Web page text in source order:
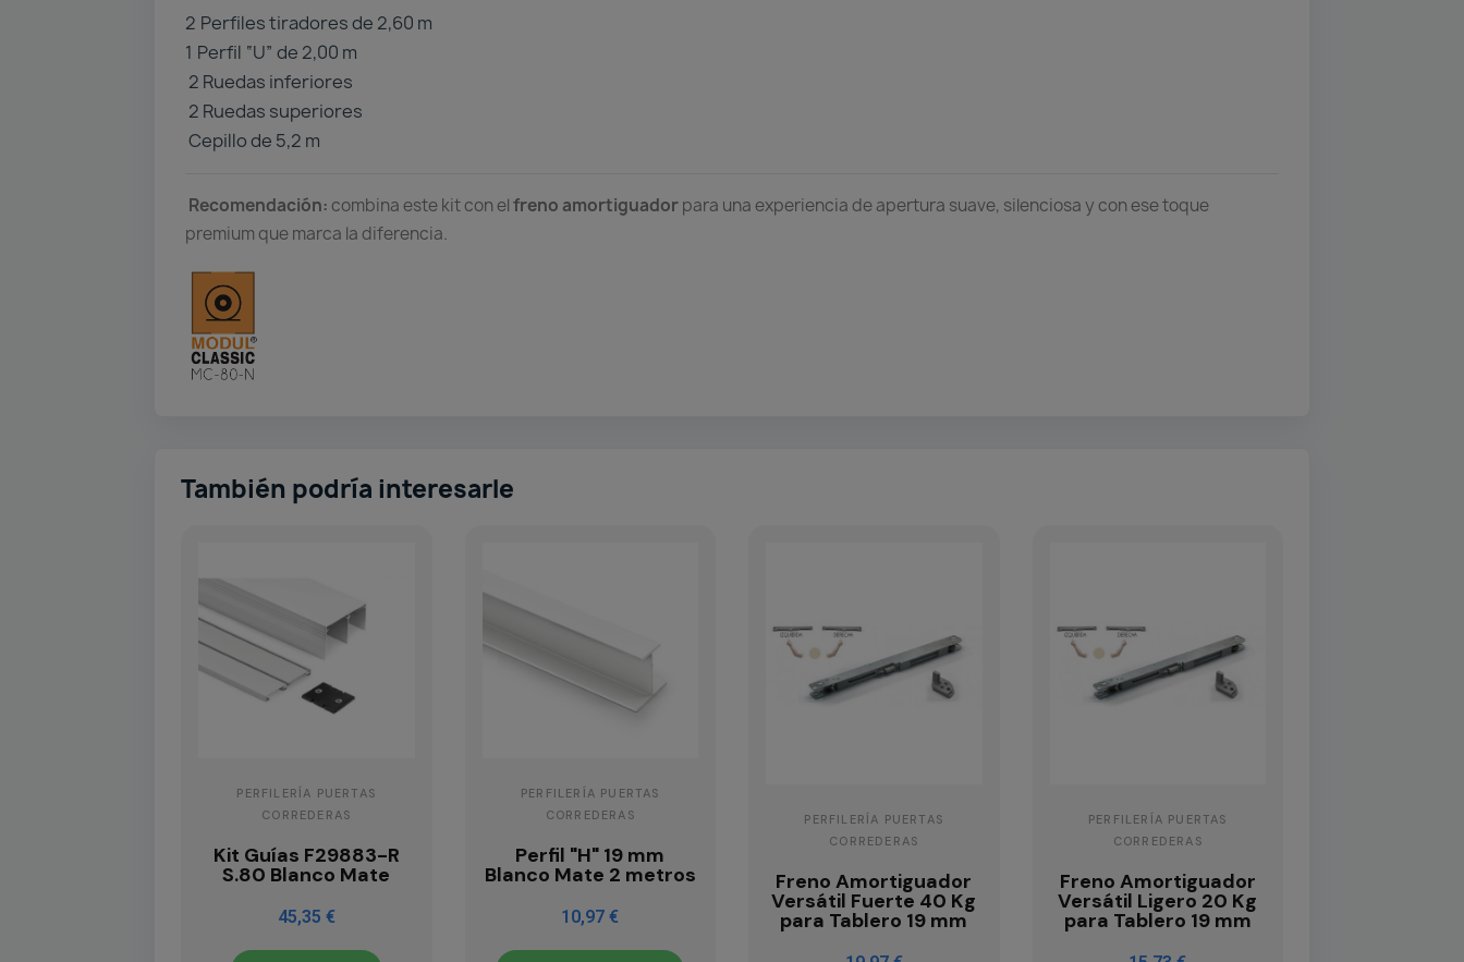
2️ Perfiles tiradores de 2,60 m
1️ Perfil “U” de 2,00 m
2 Ruedas inferiores
2 Ruedas superiores
Cepillo de 5,2 m
Recomendación: combina este kit con elfreno amortiguadorpara una experiencia de apertura suave, silenciosa y con ese toque
premium que marca la diferencia.
También podría interesarle
PERFILERÍA PUERTAS
CORREDERAS
Kit Guías F29883-R
S.80 Blanco Mate
45,35 €
PERFILERÍA PUERTAS
CORREDERAS
Perfil "H" 19 mm
Blanco Mate 2 metros
10,97 €
PERFILERÍA PUERTAS
CORREDERAS
Freno Amortiguador
Versátil Fuerte 40 Kg
para Tablero 19 mm
PERFILERÍA PUERTAS
CORREDERAS
Freno Amortiguador
Versátil Ligero 20 Kg
para Tablero 19 mm